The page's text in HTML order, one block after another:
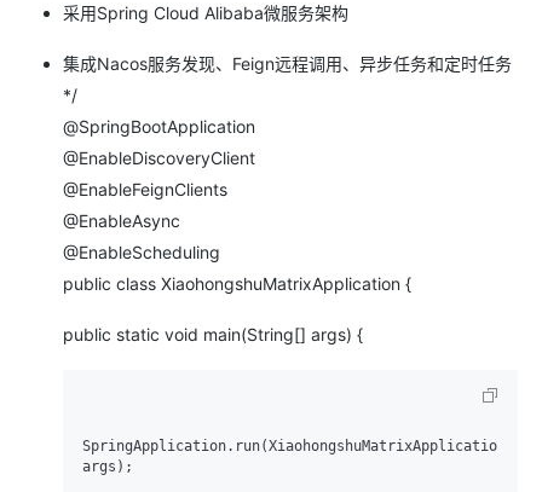
采用Spring Cloud Alibaba微服务架构
集成Nacos服务发现、Feign远程调用、异步任务和定时任务
*/
@SpringBootApplication
@EnableDiscoveryClient
@EnableFeignClients
@EnableAsync
@EnableScheduling
public class XiaohongshuMatrixApplication {
public static void main(String[] args) {
SpringApplication.run(XiaohongshuMatrixApplication.
args);